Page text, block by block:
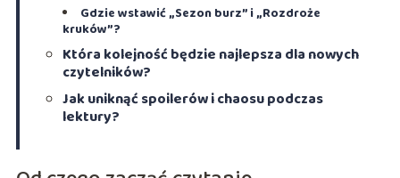
Gdzie wstawić „Sezon burz” i „Rozdroże
kruków”?
Która kolejność będzie najlepsza dla nowych
czytelników?
Jak uniknąć spoilerów i chaosu podczas
lektury?